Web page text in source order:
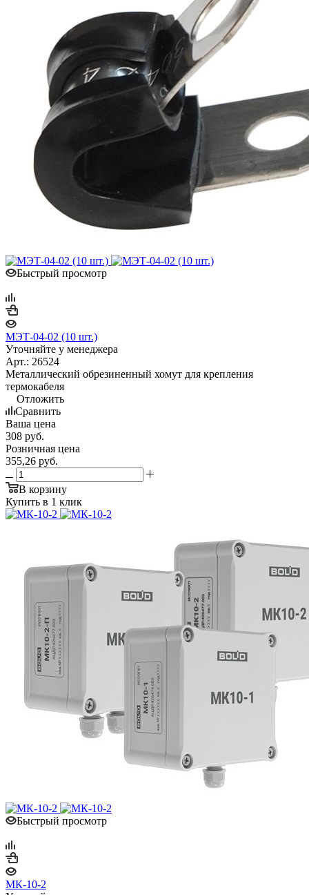
Быстрый просмотр
МЭТ-04-02 (10 шт.)
Уточняйте у менеджера
Арт.: 26524
Металлический обрезиненный хомут для крепления
термокабеля
Отложить
Сравнить
Ваша цена
308 руб.
Розничная цена
355,26 руб.
В корзину
Купить в 1 клик
Быстрый просмотр
МК-10-2